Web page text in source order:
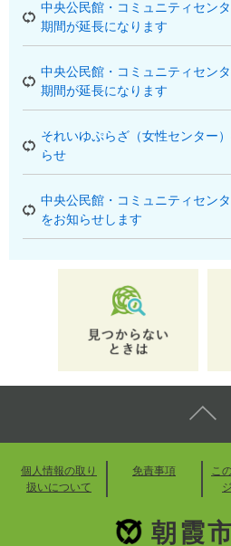
中央公民館・コミュニティセン
期間が延長になります
中央公民館・コミュニティセン
期間が延長になります
それいゆぷらざ（女性センター
らせ
中央公民館・コミュニティセン
をお知らせします
個人情報の取り
扱いについて
免責事項
こ
朝霞